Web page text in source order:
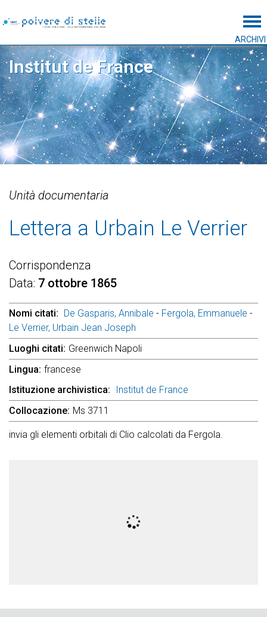
ARCHIVI
Institut de France
Unità documentaria
Lettera a Urbain Le Verrier
Corrispondenza
Data 7 ottobre 1865
Nomi citati De Gasparis, Annibale - Fergola, Emmanuele -
Le Verrier, Urbain Jean Joseph
Luoghi citati Greenwich Napoli
Lingua francese
Istituzione archivistica
Institut de France
Collocazione Ms 3711
invia gli elementi orbitali di Clio calcolati da Fergola.